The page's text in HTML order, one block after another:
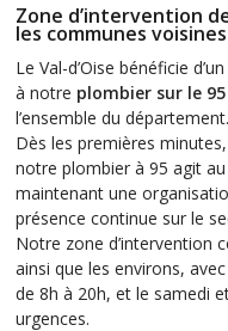
Zone d’intervention
les communes voisines
Le Val-d’Oise bénéficie
à notre plombier sur le 95
l’ensemble du département.
Dès les premières
notre plombier à 95 agit
maintenant une
présence continue sur le
Notre zone d’intervention
ainsi que les environs,
de 8h à 20h, et le samedi
urgences.